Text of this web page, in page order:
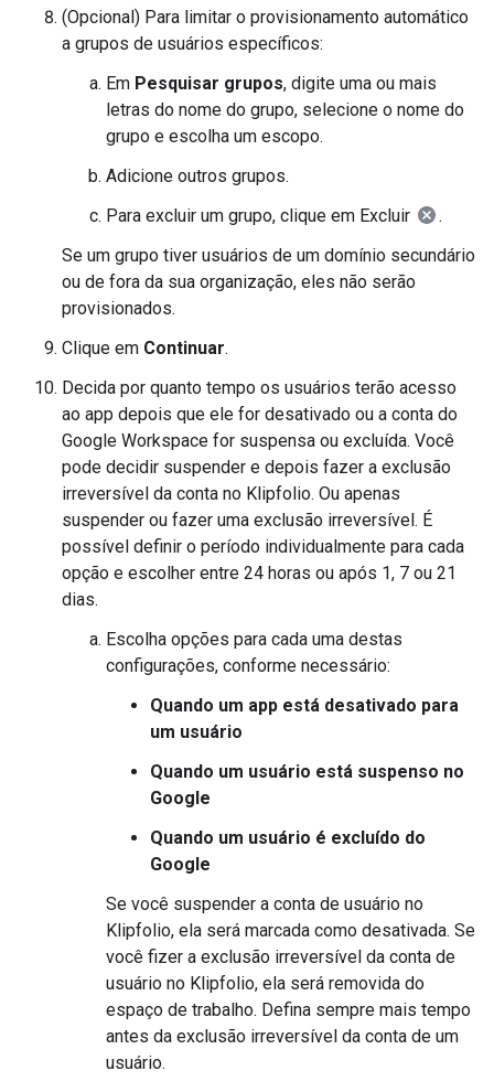
(Opcional) Para limitar o provisionamento automático
a grupos de usuários específicos:
Em Pesquisar grupos, digite uma ou mais
letras do nome do grupo, selecione o nome do
grupo e escolha um escopo.
Adicione outros grupos.
Para excluir um grupo, clique em Excluir
.
Se um grupo tiver usuários de um domínio secundário
ou de fora da sua organização, eles não serão
provisionados.
Clique em Continuar.
Decida por quanto tempo os usuários terão acesso
ao app depois que ele for desativado ou a conta do
Google Workspace for suspensa ou excluída. Você
pode decidir suspender e depois fazer a exclusão
irreversível da conta no Klipfolio. Ou apenas
suspender ou fazer uma exclusão irreversível. É
possível definir o período individualmente para cada
opção e escolher entre 24 horas ou após 1, 7 ou 21
dias.
Escolha opções para cada uma destas
configurações, conforme necessário:
Quando um app está desativado para
um usuário
Quando um usuário está suspenso no
Google
Quando um usuário é excluído do
Google
Se você suspender a conta de usuário no
Klipfolio, ela será marcada como desativada. Se
você fizer a exclusão irreversível da conta de
usuário no Klipfolio, ela será removida do
espaço de trabalho. Defina sempre mais tempo
antes da exclusão irreversível da conta de um
usuário.